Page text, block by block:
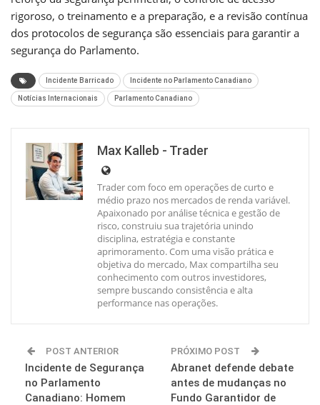
rigoroso, o treinamento e a preparação, e a revisão contínua
dos protocolos de segurança são essenciais para garantir a
segurança do Parlamento.
Incidente Barricado Incidente no Parlamento Canadiano
Notícias Internacionais Parlamento Canadiano
Max Kalleb - Trader
Trader com foco em operações de curto e
médio prazo nos mercados de renda variável.
Apaixonado por análise técnica e gestão de
risco, construiu sua trajetória unindo
disciplina, estratégia e constante
aprimoramento. Com uma visão prática e
objetiva do mercado, Max compartilha seu
conhecimento com outros investidores,
sempre buscando consistência e alta
performance nas operações.
POST ANTERIOR
Incidente de Segurança
no Parlamento
Canadiano: Homem
PRÓXIMO POST
Abranet defende debate
antes de mudanças no
Fundo Garantidor de